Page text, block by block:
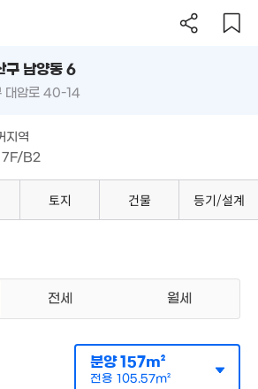
매매 2억 8000만원
전용106m²
남양동 6
구 남양동 6
대암로 40-14
지역
7F/B2
토지 건물 등기/설계
전세 월세
분양157m²
전용 105.57m²